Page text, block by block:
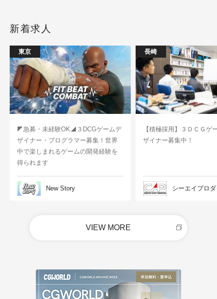
新着求人
東京
◤急募・未経験OK◢３DCGゲームデ
ザイナー・プログラマー募集！世界
中で楽しまれるゲームの開発経験を
得られます
New Story
長崎
【積極採用】３ＤＣＧゲ
ザイナー募集中！
シーエイプロ
VIEW MORE